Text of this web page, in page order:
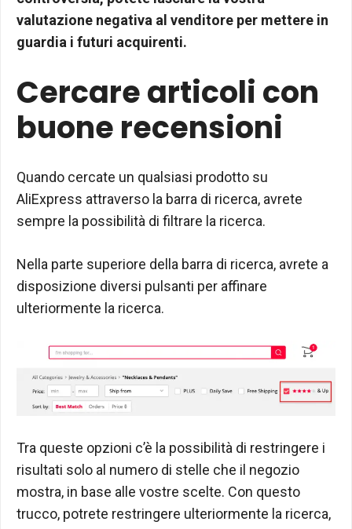
valutazione negativa al venditore per mettere in
guardia i futuri acquirenti.
Cercare articoli con
buone recensioni
Quando cercate un qualsiasi prodotto su
AliExpress attraverso la barra di ricerca, avrete
sempre la possibilità di filtrare la ricerca.
Nella parte superiore della barra di ricerca, avrete a
disposizione diversi pulsanti per affinare
ulteriormente la ricerca.
Tra queste opzioni c’è la possibilità di restringere i
risultati solo al numero di stelle che il negozio
mostra, in base alle vostre scelte. Con questo
trucco, potrete restringere ulteriormente la ricerca,